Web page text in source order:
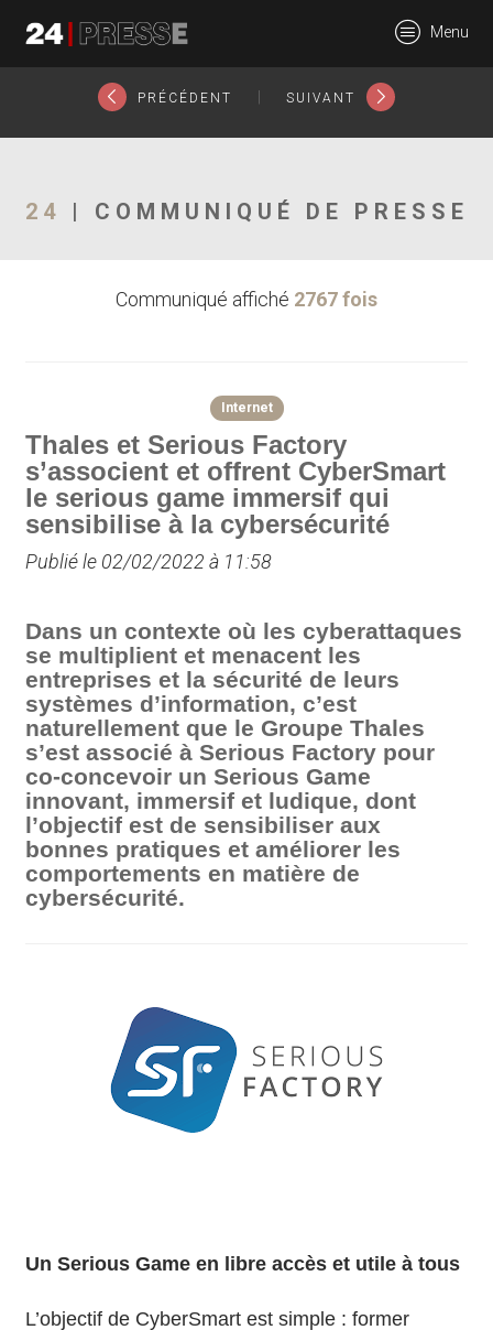
24Presse -
Communiqués de
Menu
PRÉCÉDENT SUIVANT
24 | COMMUNIQUÉ DE PRESSE
Communiqué affiché 2767 fois
Internet
Thales et Serious Factory
s’associent et offrent CyberSmart
le serious game immersif qui
sensibilise à la cybersécurité
Publié le 02/02/2022 à 11:58
Dans un contexte où les cyberattaques
se multiplient et menacent les
entreprises et la sécurité de leurs
systèmes d’information, c’est
naturellement que le Groupe Thales
s’est associé à Serious Factory pour
co-concevoir un Serious Game
innovant, immersif et ludique, dont
l’objectif est de sensibiliser aux
bonnes pratiques et améliorer les
comportements en matière de
cybersécurité.
Un Serious Game en libre accès et utile à tous
L’objectif de CyberSmart est simple : former